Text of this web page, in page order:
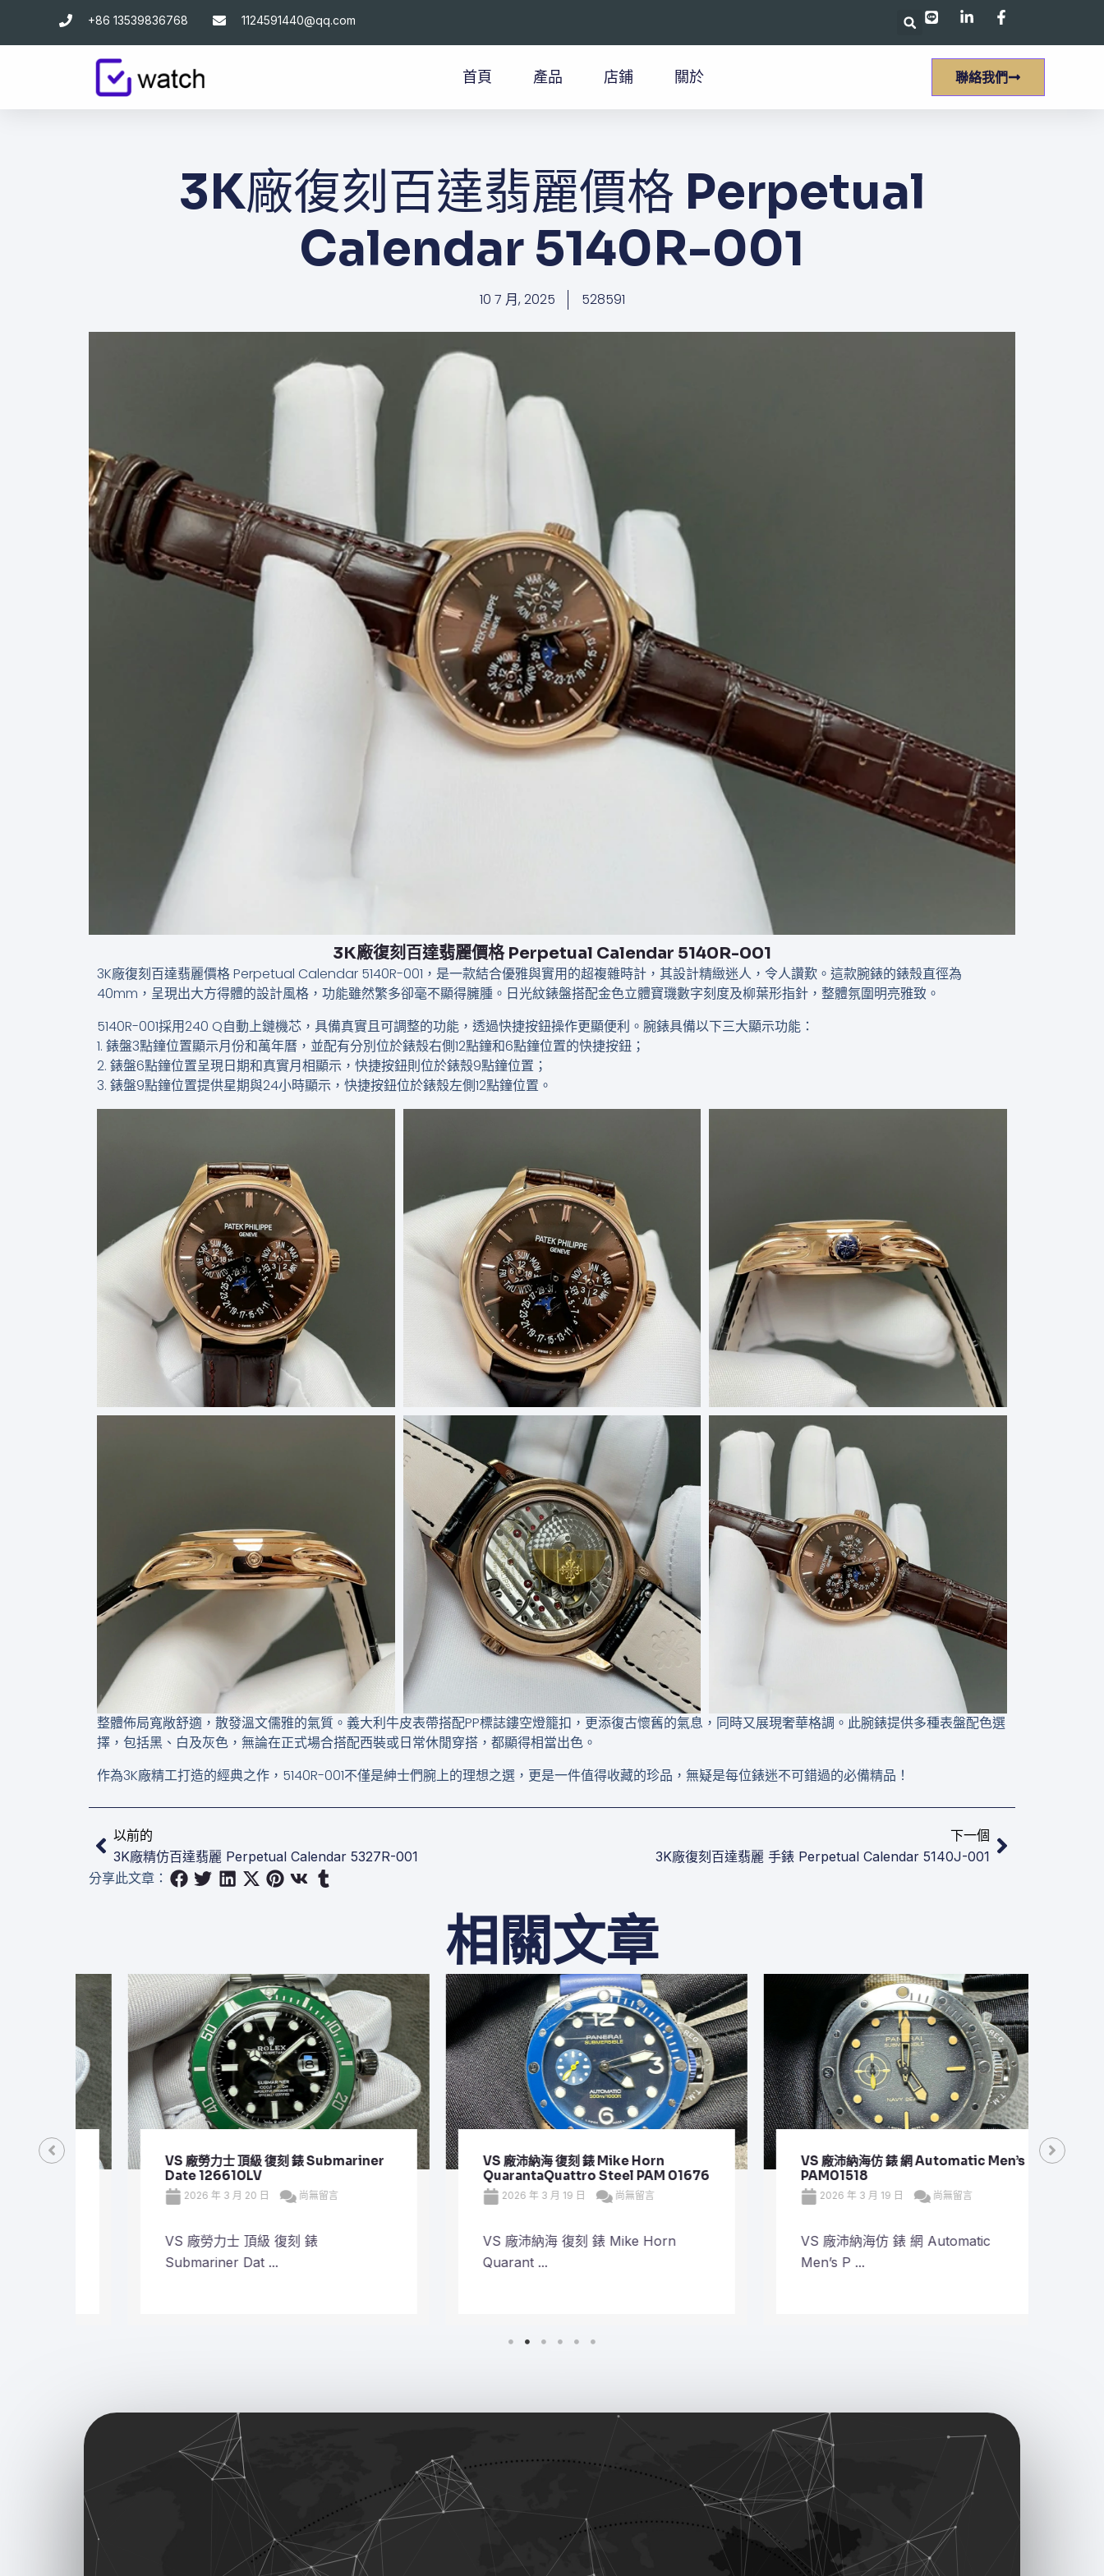
+86 13539836768 1124591440@qq.com
首頁 產品 店鋪 關於 聯絡我們
3K廠復刻百達翡麗價格​ Perpetual
Calendar 5140R-001
10 7 月, 2025 528591
3K廠復刻百達翡麗價格​ Perpetual Calendar 5140R-001
3K廠復刻百達翡麗價格​ Perpetual Calendar 5140R-001，是一款結合優雅與實用的超複雜時計，其設計精緻迷人，令人讚歎。這款腕錶的錶殼直徑為
40mm，呈現出大方得體的設計風格，功能雖然繁多卻毫不顯得臃腫。日光紋錶盤搭配金色立體寶璣數字刻度及柳葉形指針，整體氛圍明亮雅致。
5140R-001採用240 Q自動上鏈機芯，具備真實且可調整的功能，透過快捷按鈕操作更顯便利。腕錶具備以下三大顯示功能：
1. 錶盤3點鐘位置顯示月份和萬年曆，並配有分別位於錶殼右側12點鐘和6點鐘位置的快捷按鈕；
2. 錶盤6點鐘位置呈現日期和真實月相顯示，快捷按鈕則位於錶殼9點鐘位置；
3. 錶盤9點鐘位置提供星期與24小時顯示，快捷按鈕位於錶殼左側12點鐘位置。
整體佈局寬敞舒適，散發溫文儒雅的氣質。義大利牛皮表帶搭配PP標誌鏤空燈籠扣，更添復古懷舊的氣息，同時又展現奢華格調。此腕錶提供多種表盤配色選
擇，包括黑、白及灰色，無論在正式場合搭配西裝或日常休閒穿搭，都顯得相當出色。
作為3K廠精工打造的經典之作，5140R-001不僅是紳士們腕上的理想之選，更是一件值得收藏的珍品，無疑是每位錶迷不可錯過的必備精品！
上一頁
以前的
3K廠精仿百達翡麗 Perpetual Calendar 5327R-001
下一個
3K廠復刻百達翡麗 手錶​​ Perpetual Calendar 5140J-001
下一篇
分享此文章：
相關文章
VS 廠勞力士 頂級 復刻 錶 Submariner
Date 126610LV
2026 年 3 月 20 日 尚無留言
VS 廠勞力士 頂級 復刻 錶
Submariner Dat ...
VS 廠沛納海 復刻 錶 Mike Horn
QuarantaQuattro Steel PAM 01676
2026 年 3 月 19 日 尚無留言
VS 廠沛納海 復刻 錶 Mike Horn
Quarant ...
VS 廠沛納海仿 錶 網 Automatic Men’s
PAM01518
2026 年 3 月 19 日 尚無留言
VS 廠沛納海仿 錶 網 Automatic
Men’s P ...